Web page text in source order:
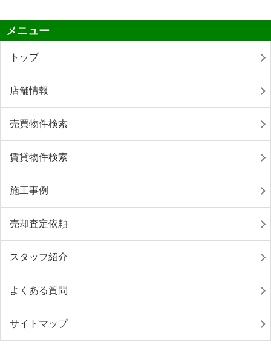
メニュー
トップ
店舗情報
売買物件検索
賃貸物件検索
施工事例
売却査定依頼
スタッフ紹介
よくある質問
サイトマップ